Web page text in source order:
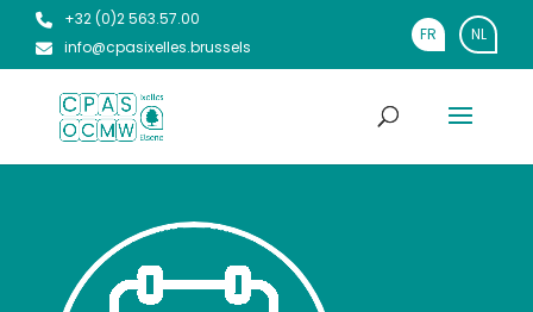
+32 (0)2 563.57.00
info@cpasixelles.brussels
FR NL